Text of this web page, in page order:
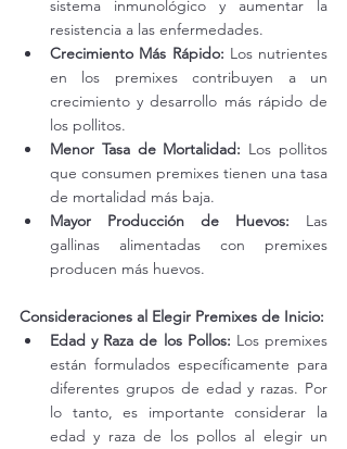
sistema inmunológico y aumentar la
resistencia a las enfermedades.
Crecimiento Más Rápido: Los nutrientes
en los premixes contribuyen a un
crecimiento y desarrollo más rápido de
los pollitos.
Menor Tasa de Mortalidad: Los pollitos
que consumen premixes tienen una tasa
de mortalidad más baja.
Mayor Producción de Huevos: Las
gallinas alimentadas con premixes
producen más huevos.
Consideraciones al Elegir Premixes de Inicio:
Edad y Raza de los Pollos: Los premixes
están formulados específicamente para
diferentes grupos de edad y razas. Por
lo tanto, es importante considerar la
edad y raza de los pollos al elegir un